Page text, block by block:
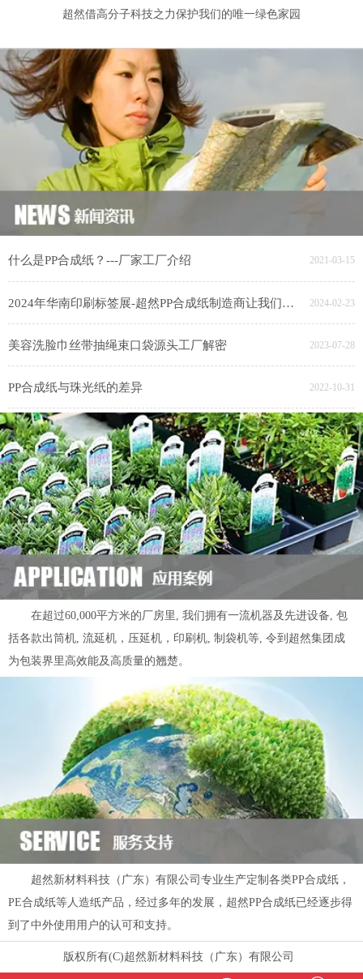
超然借高分子科技之力保护我们的唯一绿色家园
什么是PP合成纸？---厂家工厂介绍 2021-03-15
2024年华南印刷标签展-超然PP合成纸制造商让我们广州见 2024-02-23
美容洗脸巾丝带抽绳束口袋源头工厂解密 2023-07-28
PP合成纸与珠光纸的差异 2022-10-31
在超过60,000平方米的厂房里, 我们拥有一流机器及先进设备, 包
括各款出筒机, 流延机，压延机，印刷机, 制袋机等, 令到超然集团成
为包装界里高效能及高质量的翘楚。
超然新材料科技（广东）有限公司专业生产定制各类PP合成纸，
PE合成纸等人造纸产品，经过多年的发展，超然PP合成纸已经逐步得
到了中外使用用户的认可和支持。
版权所有(C)超然新材料科技（广东）有限公司